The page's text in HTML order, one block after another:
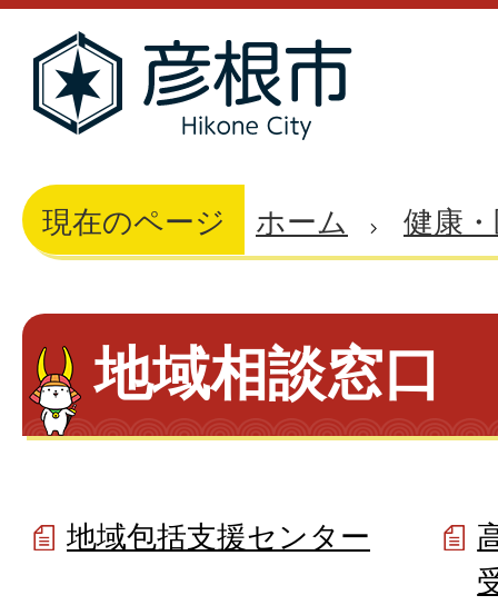
現在のページ ホーム 健康
地域相談窓口
地域包括支援センター